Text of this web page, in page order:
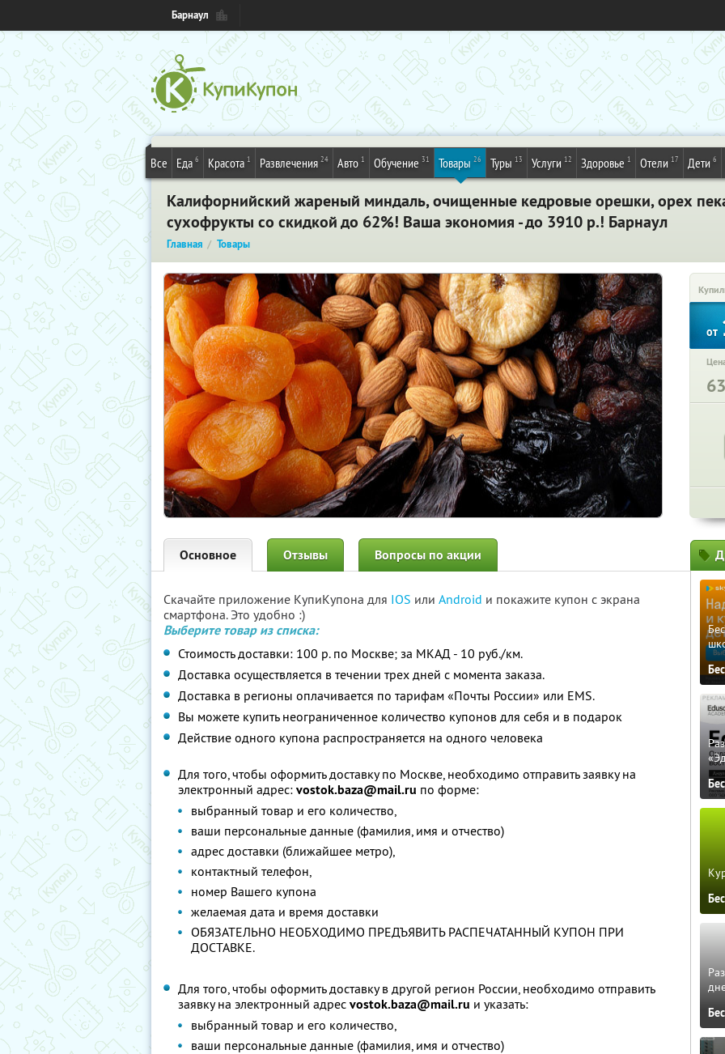
Барнаул
Все Еда 6 Красота 1 Развлечения 24 Авто 1 Обучение 31 Товары 26 Туры 13 Услуги 12 Здоровье 1 Отели 17 Дети 6
Калифорнийский жареный миндаль, очищенные кедровые орешки, орех
сухофрукты со скидкой до 62%! Ваша экономия - до 3910 р.! Барнаул
Главная Товары
от
Основное Отзывы Вопросы по акции
Скачайте приложение КупиКупона для IOS или Android и покажите купон с экрана
смартфона. Это удобно :)
Выберите товар из списка:
Стоимость доставки: 100 р. по Москве; за МКАД - 10 руб./км.
Доставка осуществляется в течении трех дней с момента заказа.
Доставка в регионы оплачивается по тарифам «Почты России» или EMS.
Вы можете купить неограниченное количество купонов для себя и в подарок
Действие одного купона распространяется на одного человека
Для того, чтобы оформить доставку по Москве, необходимо отправить заявку на
электронный адрес: vostok.baza@mail.ru по форме:
выбранный товар и его количество,
ваши персональные данные (фамилия, имя и отчество)
адрес доставки (ближайшее метро),
контактный телефон,
номер Вашего купона
желаемая дата и время доставки
ОБЯЗАТЕЛЬНО НЕОБХОДИМО ПРЕДЪЯВИТЬ РАСПЕЧАТАННЫЙ КУПОН ПРИ
ДОСТАВКЕ.
Для того, чтобы оформить доставку в другой регион России, необходимо отправить
заявку на электронный адрес vostok.baza@mail.ru и указать:
выбранный товар и его количество,
ваши персональные данные (фамилия, имя и отчество)